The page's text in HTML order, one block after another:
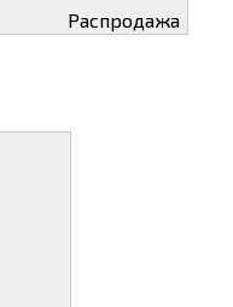
Распродажа